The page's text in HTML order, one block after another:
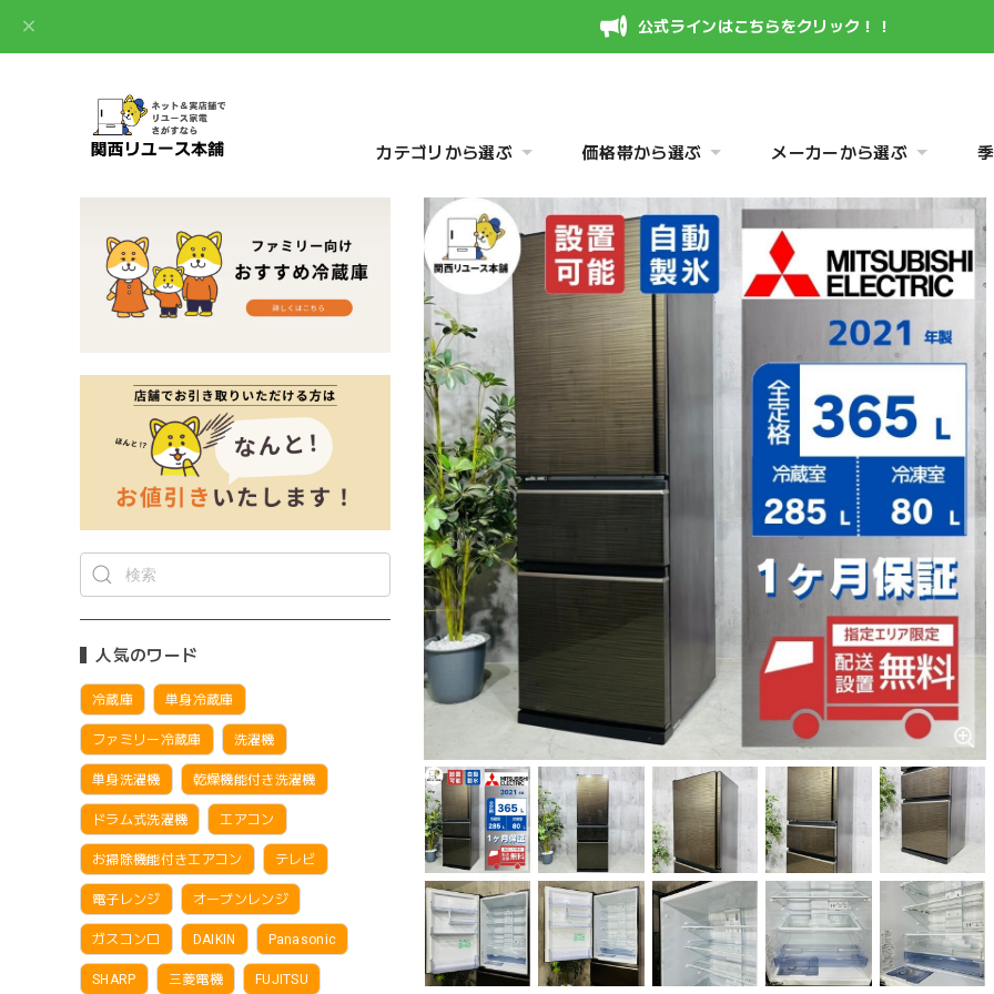
公式ラインはこちらをクリック！！
カテゴリから選ぶ 価格帯から選ぶ メーカーから選ぶ
人気のワード
冷蔵庫 単身冷蔵庫
ファミリー冷蔵庫 洗濯機
単身洗濯機 乾燥機能付き洗濯機
ドラム式洗濯機 エアコン
お掃除機能付きエアコン テレビ
電子レンジ オーブンレンジ
ガスコンロ DAIKIN Panasonic
SHARP 三菱電機 FUJITSU